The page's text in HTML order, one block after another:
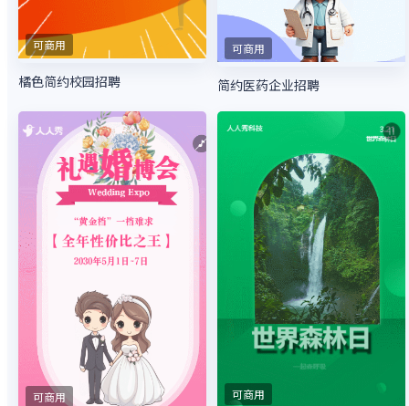
可商用
橘色简约校园招聘
可商用
简约医药企业招聘
可商用 可商用